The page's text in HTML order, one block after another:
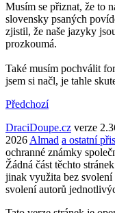
Musím se přiznat, že to
slovensky psaných
zjistil, že naše jazyky
prozkoumá.
Také musím pochválit
jsem si načl, je tahle
Předchozí
DraciDoupe.cz verze
2026 Almad a ostatní
ochranné známky
Žádná část těchto
jinak využita bez
svolení autorů